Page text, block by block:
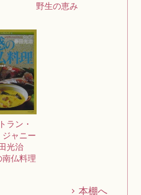
野生の恵み
ラン・
ジャニー
光治
南仏料理
本棚へ